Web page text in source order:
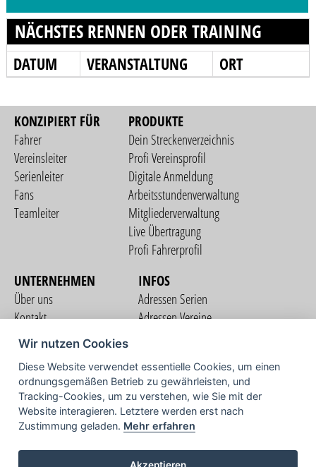
NÄCHSTES RENNEN ODER TRAINING
DATUM VERANSTALTUNG ORT
KONZIPIERT FÜR
Fahrer
Vereinsleiter
Serienleiter
Fans
Teamleiter
PRODUKTE
Dein Streckenverzeichnis
Profi Vereinsprofil
Digitale Anmeldung
Arbeitsstundenverwaltung
Mitgliederverwaltung
Live Übertragung
Profi Fahrerprofil
UNTERNEHMEN
Über uns
Kontakt
Nutzungsbedingungen
Datenschutzerklärung
Impressum
INFOS
Adressen Serien
Adressen Vereine
COMMUNITY
TV
Wir nutzen Cookies
Diese Website verwendet essentielle Cookies, um einen
ordnungsgemäßen Betrieb zu gewährleisten, und
Tracking-Cookies, um zu verstehen, wie Sie mit der
Website interagieren. Letztere werden erst nach
Zustimmung geladen. Mehr erfahren